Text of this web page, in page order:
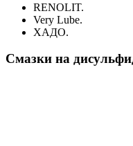
RENOLIT.
Very Lube.
ХАДО.
Смазки на